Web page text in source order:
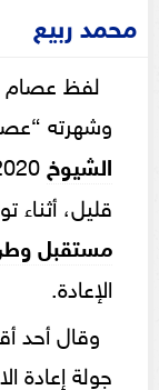
محمد ربيع
لفظ عصام
وشهرته
الشيوخ2020 ب
قليل،
مستقبل
الإعادة.
وقال أحد